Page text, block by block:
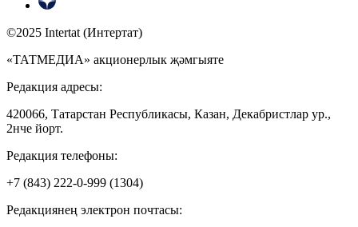
©2025 Intertat (Интертат)
«ТАТМЕДИА» акционерлык җәмгыяте
Редакция адресы:
420066, Татарстан Республикасы, Казан, Декабристлар ур.,
2нче йорт.
Редакция телефоны:
+7 (843) 222-0-999 (1304)
Редакциянең электрон почтасы: